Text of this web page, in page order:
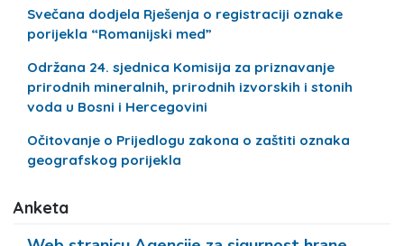
Svečana dodjela Rješenja o registraciji oznake
porijekla “Romanijski med”
Održana 24. sjednica Komisija za priznavanje
prirodnih mineralnih, prirodnih izvorskih i stonih
voda u Bosni i Hercegovini
Očitovanje o Prijedlogu zakona o zaštiti oznaka
geografskog porijekla
Anketa